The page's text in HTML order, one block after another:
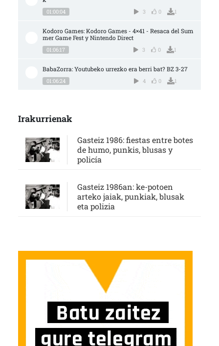
01:00:04 3 0 1
Kodoro Games: Kodoro Games - 4×41 - Resaca del Sum
mer Game Fest y Nintendo Direct
01:06:17 3 0 1
BabaZorra: Youtubeko urrezko era berri bat? BZ 3-27
01:06:24 4 0 1
Irakurrienak
Gasteiz 1986: fiestas entre botes
de humo, punkis, blusas y
policía
Gasteiz 1986an: ke-potoen
arteko jaiak, punkiak, blusak
eta polizia